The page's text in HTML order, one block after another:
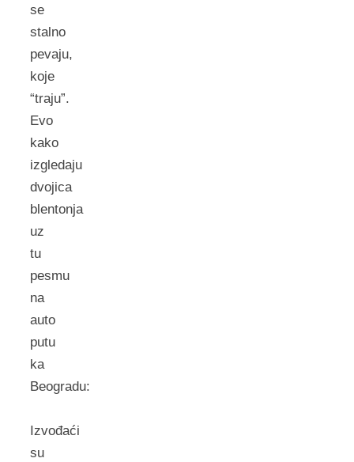
se
stalno
pevaju,
koje
“traju”.
Evo
kako
izgledaju
dvojica
blentonja
uz
tu
pesmu
na
auto
putu
ka
Beogradu:
Izvođaći
su